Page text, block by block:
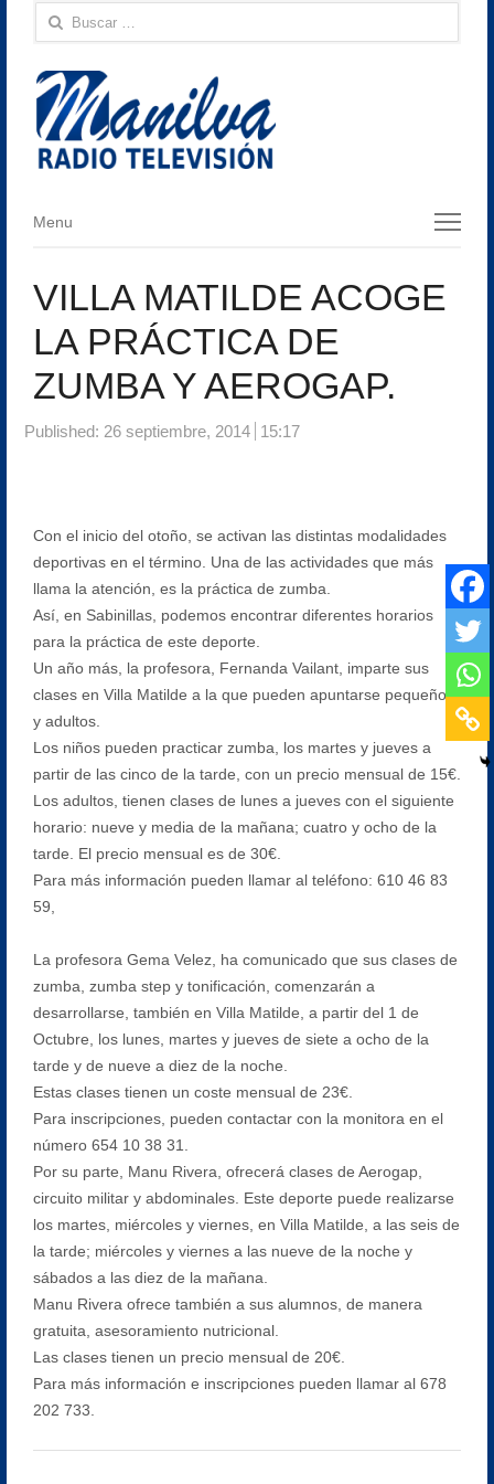
Buscar:
Menu
Menu
VILLA MATILDE ACOGE
LA PRÁCTICA DE
ZUMBA Y AEROGAP.
Published: 26 septiembre, 2014 15:17
Con el inicio del otoño, se activan las distintas modalidades
deportivas en el término. Una de las actividades que más
llama la atención, es la práctica de zumba.
Así, en Sabinillas, podemos encontrar diferentes horarios
para la práctica de este deporte.
Un año más, la profesora, Fernanda Vailant, imparte sus
clases en Villa Matilde a la que pueden apuntarse pequeños
y adultos.
Los niños pueden practicar zumba, los martes y jueves a
partir de las cinco de la tarde, con un precio mensual de 15€.
Los adultos, tienen clases de lunes a jueves con el siguiente
horario: nueve y media de la mañana; cuatro y ocho de la
tarde. El precio mensual es de 30€.
Para más información pueden llamar al teléfono: 610 46 83
59,
La profesora Gema Velez, ha comunicado que sus clases de
zumba, zumba step y tonificación, comenzarán a
desarrollarse, también en Villa Matilde, a partir del 1 de
Octubre, los lunes, martes y jueves de siete a ocho de la
tarde y de nueve a diez de la noche.
Estas clases tienen un coste mensual de 23€.
Para inscripciones, pueden contactar con la monitora en el
número 654 10 38 31.
Por su parte, Manu Rivera, ofrecerá clases de Aerogap,
circuito militar y abdominales. Este deporte puede realizarse
los martes, miércoles y viernes, en Villa Matilde, a las seis de
la tarde; miércoles y viernes a las nueve de la noche y
sábados a las diez de la mañana.
Manu Rivera ofrece también a sus alumnos, de manera
gratuita, asesoramiento nutricional.
Las clases tienen un precio mensual de 20€.
Para más información e inscripciones pueden llamar al 678
202 733.